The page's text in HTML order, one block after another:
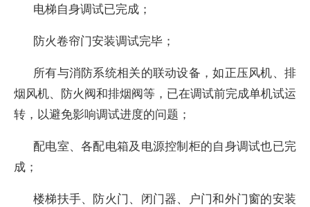
电梯自身调试已完成；
防火卷帘门安装调试完毕；
所有与消防系统相关的联动设备，如正压风机、排
烟风机、防火阀和排烟阀等，已在调试前完成单机试运
转，以避免影响调试进度的问题；
配电室、各配电箱及电源控制柜的自身调试也已完
成；
楼梯扶手、防火门、闭门器、户门和外门窗的安装